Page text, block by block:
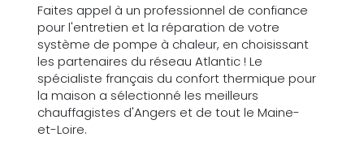
Faites appel à un professionnel de confiance
pour l'entretien et la réparation de votre
système de pompe à chaleur, en choisissant
les partenaires du réseau Atlantic ! Le
spécialiste français du confort thermique pour
la maison a sélectionné les meilleurs
chauffagistes d'Angers et de tout le Maine-
et-Loire.